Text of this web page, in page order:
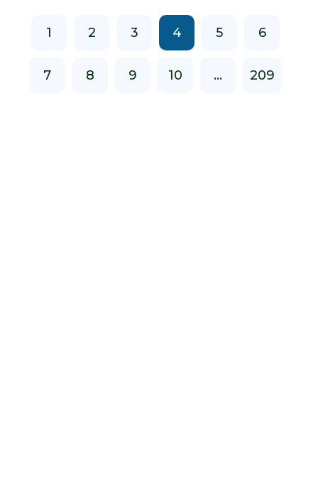
1 2 3 4 5 6
7 8 9 10 ... 209